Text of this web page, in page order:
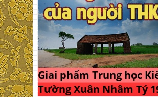
Giai phẩm Trung học
Tường Xuân Nhâm Tý